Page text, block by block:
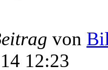
von
12:23